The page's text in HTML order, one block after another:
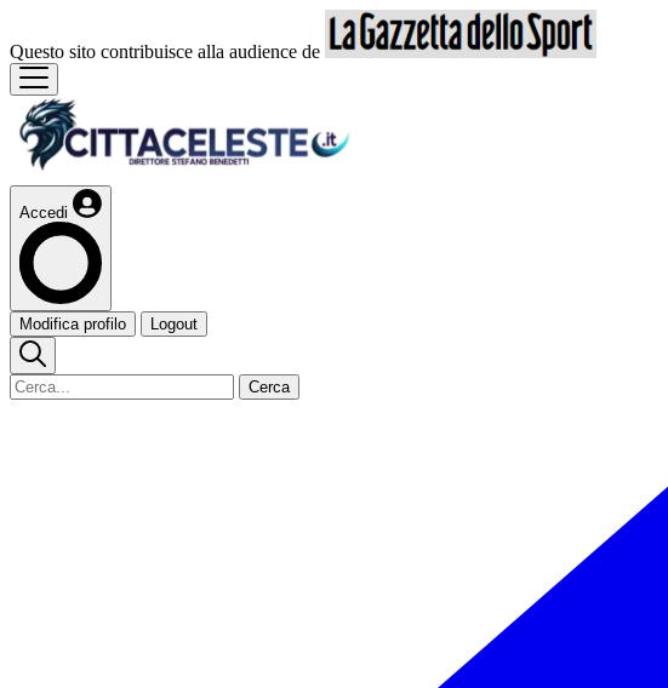
Questo sito contribuisce alla audience de
Accedi
Modifica profilo Logout
Cerca